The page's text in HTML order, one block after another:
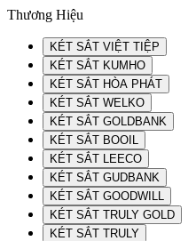
Thương Hiệu
KÉT SẮT VIỆT TIỆP
KÉT SẮT KUMHO
KÉT SẮT HÒA PHÁT
KÉT SẮT WELKO
KÉT SẮT GOLDBANK
KÉT SẮT BOOIL
KÉT SẮT LEECO
KÉT SẮT GUDBANK
KÉT SẮT GOODWILL
KÉT SẮT TRULY GOLD
KÉT SẮT TRULY